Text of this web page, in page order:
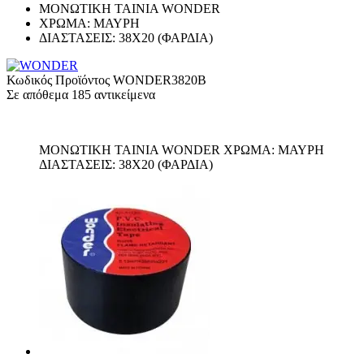
ΜΟΝΩΤΙΚΗ ΤΑΙΝΙΑ WONDER
ΧΡΩΜΑ: ΜΑΥΡΗ
ΔΙΑΣΤΑΣΕΙΣ: 38X20 (ΦΑΡΔΙΑ)
Κωδικός Προϊόντος WONDER3820B
Σε απόθεμα 185 αντικείμενα
ΜΟΝΩΤΙΚΗ ΤΑΙΝΙΑ WONDER ΧΡΩΜΑ: ΜΑΥΡΗ
ΔΙΑΣΤΑΣΕΙΣ: 38X20 (ΦΑΡΔΙΑ)